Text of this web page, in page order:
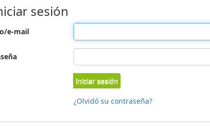
sesión
e-mail
Iniciar sesión
¿Olvidó su contraseña?